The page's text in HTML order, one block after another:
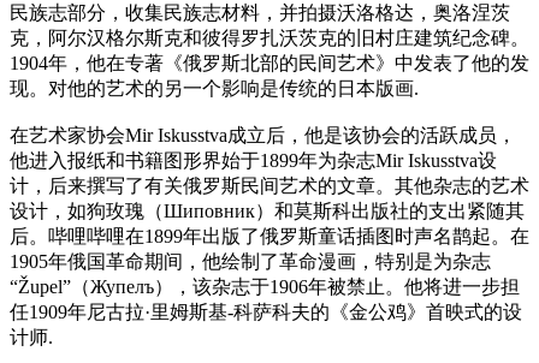
民族志部分，收集民族志材料，并拍摄沃洛格达，奥洛涅茨
克，阿尔汉格尔斯克和彼得罗扎沃茨克的旧村庄建筑纪念碑。
1904年，他在专著《俄罗斯北部的民间艺术》中发表了他的发
现。对他的艺术的另一个影响是传统的日本版画.
在艺术家协会Mir Iskusstva成立后，他是该协会的活跃成员，
他进入报纸和书籍图形界始于1899年为杂志Mir Iskusstva设
计，后来撰写了有关俄罗斯民间艺术的文章。其他杂志的艺术
设计，如狗玫瑰（Шиповник）和莫斯科出版社的支出紧随其
后。哔哩哔哩在1899年出版了俄罗斯童话插图时声名鹊起。在
1905年俄国革命期间，他绘制了革命漫画，特别是为杂志
“Župel”（Жупелъ），该杂志于1906年被禁止。他将进一步担
任1909年尼古拉·里姆斯基-科萨科夫的《金公鸡》首映式的设
计师.